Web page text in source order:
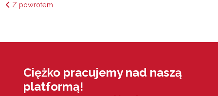
Z powrotem
Ciężko pracujemy nad naszą
platformą!